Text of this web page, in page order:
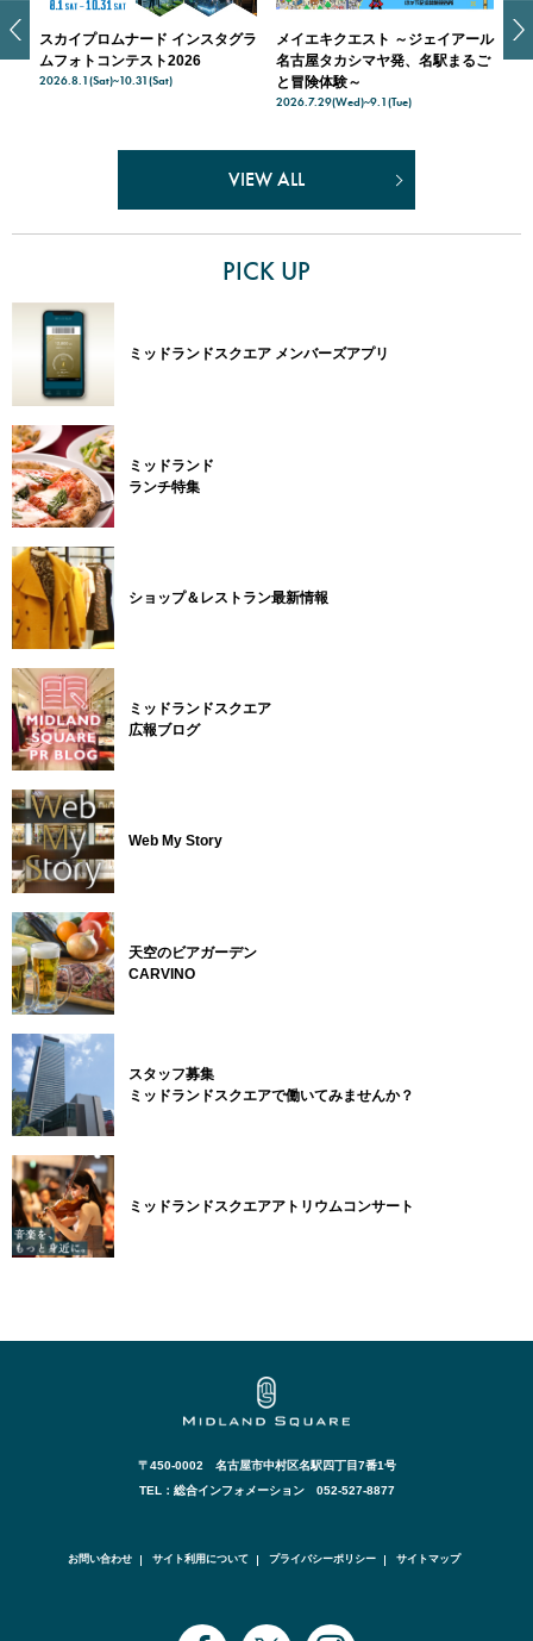
スカイプロムナード インスタグラ
ムフォトコンテスト2026
2026.8.1(Sat)~10.31(Sat)
メイエキクエスト ～ジェイアール
名古屋タカシマヤ発、名駅まるご
と冒険体験～
2026.7.29(Wed)~9.1(Tue)
ス
入
VIEW ALL
PICK UP
ミッドランドスクエア メンバーズアプリ
ミッドランド
ランチ特集
ショップ＆レストラン最新情報
ミッドランドスクエア
広報ブログ
Web My Story
天空のビアガーデン
CARVINO
スタッフ募集
ミッドランドスクエアで働いてみませんか？
ミッドランドスクエアアトリウムコンサート
〒450-0002 名古屋市中村区名駅四丁目7番1号
TEL：総合インフォメーション 052-527-8877
お問い合わせ サイト利用について プライバシーポリシー サイトマップ